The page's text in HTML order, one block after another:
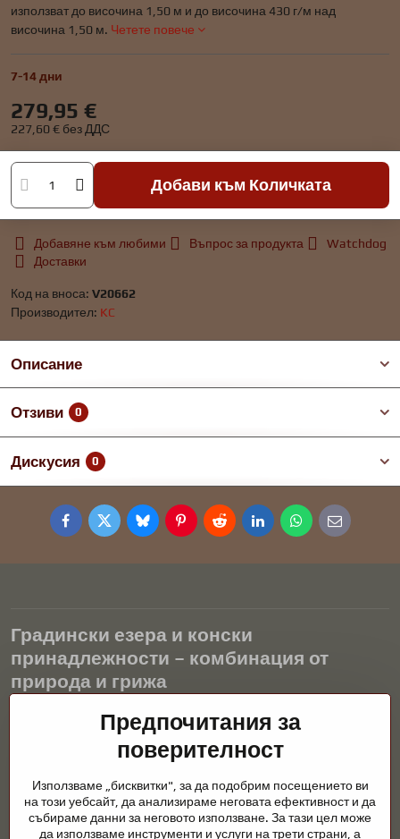
използват до височина 1,50 м и до височина 430 г/м над
височина 1,50 м. Четете повече
7-14 дни
279,95 €
227,60 € без ДДС
Добави към Количката
Добавяне към любими Въпрос за продукта
Watchdog
Доставки
Код на вноса: V20662
Производител: KC
Описание
Отзиви 0
Дискусия 0
FacebookTwitterBlueskyPinterestRedditLinkedInWhatsApp
E-
mail
Градински езера и конски
принадлежности – комбинация от
природа и грижа
Градинските езера са красиво допълнение към всеки екстериор
и създават хармонична среда за релаксация и живот на водните
животни. Правилната технология, филтрацията и редовната
през цялата година. Също толкова важна е грижата за
животните, които са част от нашия живот.
Предпочитания за
поверителност
Използваме „бисквитки", за да подобрим посещението ви
на този уебсайт, да анализираме неговата ефективност и да
събираме данни за неговото използване. За тази цел може
да използваме инструменти и услуги на трети страни, а